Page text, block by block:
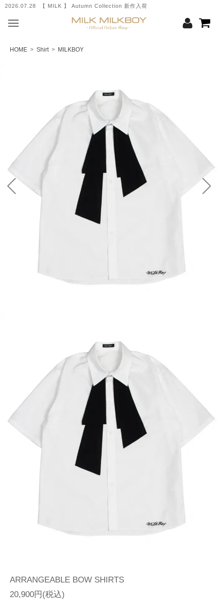
2026.07.28 【 MILK 】 Autumn Collection 新作入荷
HOME > Shirt> MILKBOY
ARRANGEABLE BOW SHIRTS
20,900円(税込)